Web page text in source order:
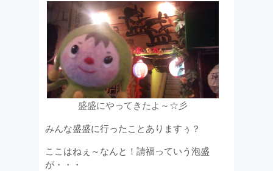
盛盛にやってきたよ～☆彡
みんな盛盛に行ったことありますぅ？
ここはねぇ～なんと！請福っていう泡盛
が・・・